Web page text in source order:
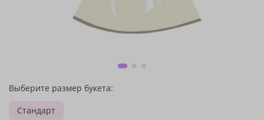
Выберите размер букета:
Стандарт